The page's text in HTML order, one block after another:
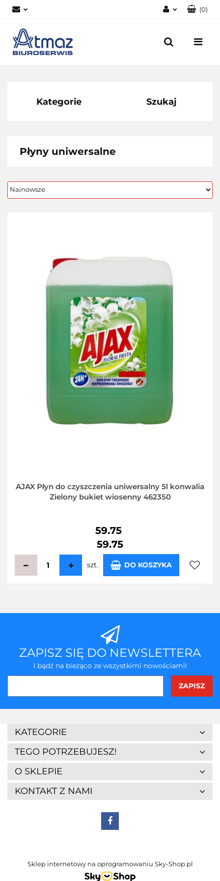
Zarejestruj się
(0)
Kategorie Szukaj
Płyny uniwersalne
AJAX Płyn do czyszczenia uniwersalny 5l konwalia
Zielony bukiet wiosenny 462350
59.75
59.75
szt. DO KOSZYKA
ZAPISZ SIĘ DO NEWSLETTERA
I bądź na bieżąco ze wszystkimi nowościami!
KATEGORIE
TEGO POTRZEBUJESZ!
O SKLEPIE
KONTAKT Z NAMI
Sklep internetowy na oprogramowaniu Sky-Shop.pl